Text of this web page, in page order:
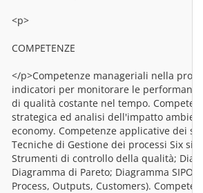
<p>
COMPETENZE
</p>Competenze manageriali nella
indicatori per monitorare le
di qualità costante nel tempo.
strategica ed analisi dell'impatto
economy. Competenze applicative dei
Tecniche di Gestione dei processi Six
Strumenti di controllo della qualità;
Diagramma di Pareto; Diagramma
Process, Outputs, Customers).